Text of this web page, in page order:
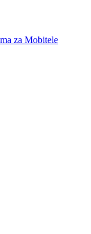
za Mobitele